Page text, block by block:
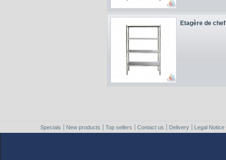
Etagère de
Specials New products Top sellers Contact us Delivery Legal Notice